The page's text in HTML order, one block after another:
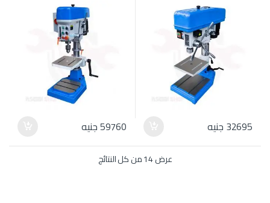
32695 جنيه 59760جنيه
عرض ⁦14⁩ من كل النتائج